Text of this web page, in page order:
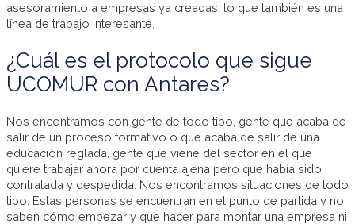
asesoramiento a empresas ya creadas, lo que también es una
línea de trabajo interesante.
¿Cuál es el protocolo que sigue
UCOMUR con Antares?
Nos encontramos con gente de todo tipo, gente que acaba de
salir de un proceso formativo o que acaba de salir de una
educación reglada, gente que viene del sector en el que
quiere trabajar ahora por cuenta ajena pero que había sido
contratada y despedida. Nos encontramos situaciones de todo
tipo. Estas personas se encuentran en el punto de partida y no
saben cómo empezar y que hacer para montar una empresa ni